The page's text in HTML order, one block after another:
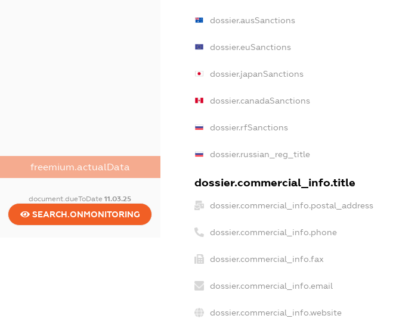
freemium.actualData
document.dueToDate11.03.25
SEARCH.ONMONITORING
dossier.ausSanctions
dossier.euSanctions
dossier.japanSanctions
dossier.canadaSanctions
dossier.rfSanctions
dossier.russian_reg_title
dossier.commercial_info.title
dossier.commercial_info.postal_address
dossier.commercial_info.phone
dossier.commercial_info.fax
dossier.commercial_info.email
dossier.commercial_info.website